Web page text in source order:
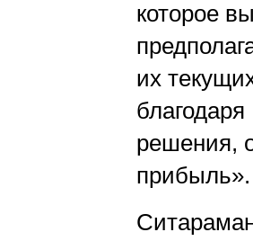
которое
их
решения,
прибыль».